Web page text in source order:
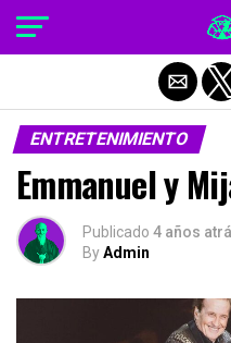
ENTRETENIMIENTO
Emmanuel y
Publicado 4 años
ByAdmin
Salir de